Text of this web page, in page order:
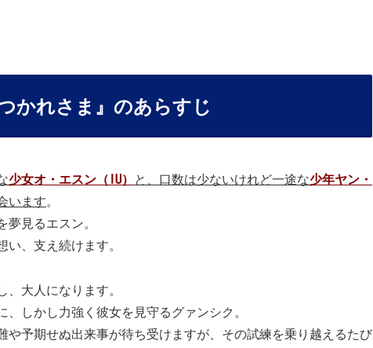
かれさま』のあらすじ
少女オ・エスン（IU） と、口数は少ないけれど一途な少年ヤン・
います
夢見るエスン。
、支え続けます。
大人になります。
しかし力強く彼女を見守るグァンシク。
や予期せぬ出来事が待ち受けますが、その試練を乗り越えるたび